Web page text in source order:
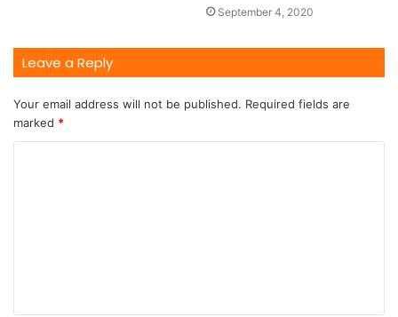
September 4, 2020
Leave a Reply
Your email address will not be published. Required fields are
marked *